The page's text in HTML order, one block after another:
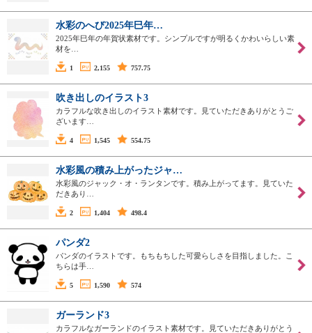
水彩のへび2025年巳年…
2025年巳年の年賀状素材です。シンプルですが明るくかわいらしい素
材を…
1 2,155 757.75
吹き出しのイラスト3
カラフルな吹き出しのイラスト素材です。見ていただきありがとうご
ざいます…
4 1,545 554.75
水彩風の積み上がったジャ…
水彩風のジャック・オ・ランタンです。積み上がってます。見ていた
だきあり…
2 1,404 498.4
パンダ2
パンダのイラストです。もちもちした可愛らしさを目指しました。こ
ちらは手…
5 1,590 574
ガーランド3
カラフルなガーランドのイラスト素材です。見ていただきありがとう